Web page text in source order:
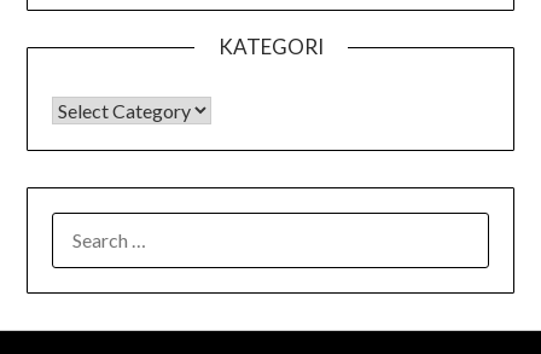
KATEGORI
KATEGORI
FOR: